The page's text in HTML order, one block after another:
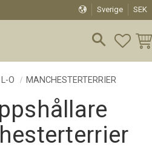
Sverige SEK
O MANCHESTERTERRIER